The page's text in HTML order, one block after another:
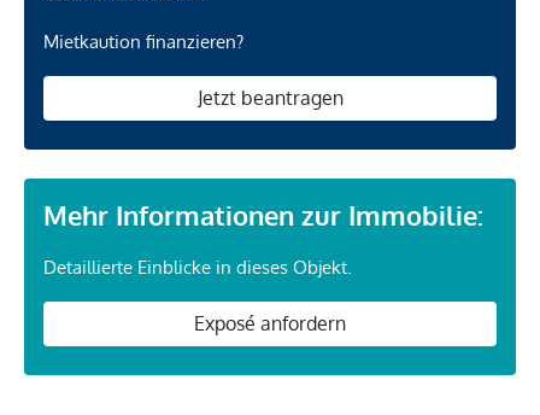
Mietkaution finanzieren?
Jetzt beantragen
Mehr Informationen zur Immobilie:
Detaillierte Einblicke in dieses Objekt.
Exposé anfordern